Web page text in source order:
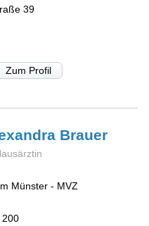
39
Zum Profil
Brauer
Münster - MVZ
200